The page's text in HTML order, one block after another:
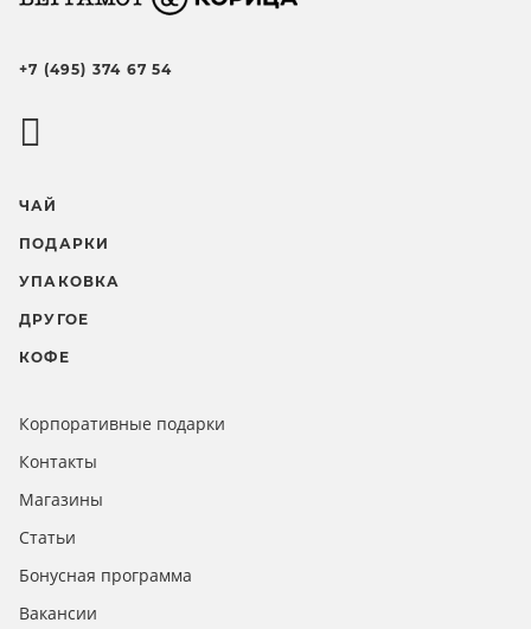
+7 (495) 374 67 54
ЧАЙ
ПОДАРКИ
УПАКОВКА
ДРУГОЕ
КОФЕ
Корпоративные подарки
Контакты
Магазины
Статьи
Бонусная программа
Вакансии